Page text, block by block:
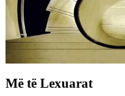
Më të Lexuarat